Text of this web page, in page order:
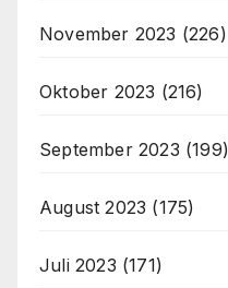
November 2023 (226)
Oktober 2023 (216)
September 2023 (199)
August 2023 (175)
Juli 2023 (171)